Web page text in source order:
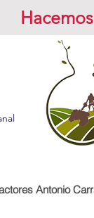
Antonio